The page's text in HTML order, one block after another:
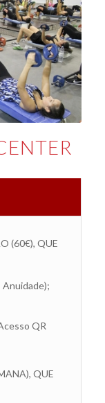
(60€), QUE
Anuidade);
QR
QUE